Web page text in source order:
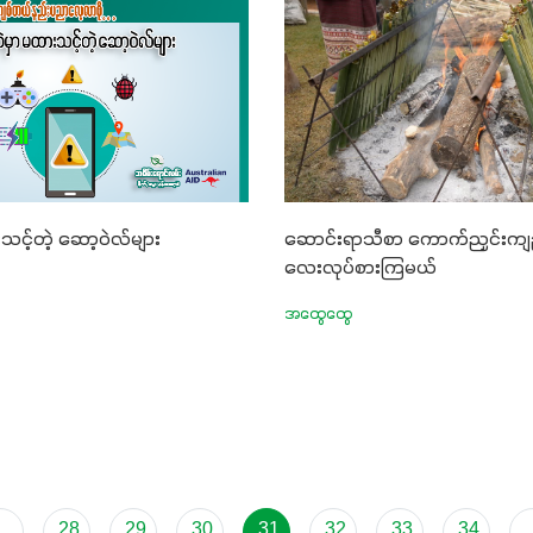
စပ်ထားတဲ့အတွက် အာဟာရဓာတ်
န်လာခြင်း၊မြေဆီလွှာ
န်းနိုင်စွမ်းအားကောင်းလာ
အကျိုးကျေးဇူးများစွာကိုရရှိ
။ စပါးအပါအဝင် နှံစားသီးနှံ
ျိုး၊ဟင်းသီးဟင်းရွက်နဲ့ ဥယျာဉ်
းမှာ အသုံးပြုနိုင်တယ်ဆိုတော့
သင့်တဲ့ ဆော့ဝဲလ်များ
ဆောင်းရာသီစာ ကောက်ညှင်း
လေးလုပ်စားကြမယ်
အထွေထွေ